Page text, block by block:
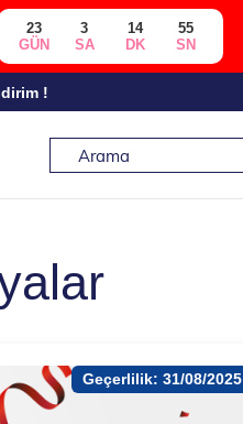
23
GÜN
3
SA
14
DK
55
SN
!
Geçerlilik: 31/08/2025